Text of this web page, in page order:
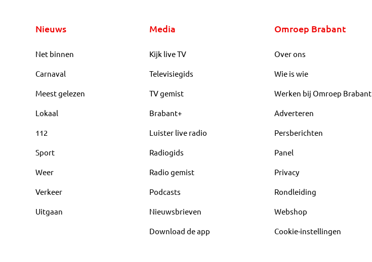
Nieuws
Net binnen
Carnaval
Meest gelezen
Lokaal
112
Sport
Weer
Verkeer
Uitgaan
Media
Kijk live TV
Televisiegids
TV gemist
Brabant+
Luister live radio
Radiogids
Radio gemist
Podcasts
Nieuwsbrieven
Download de app
Omroep Brabant
Over ons
Wie is wie
Werken bij Omroep Brabant
Adverteren
Persberichten
Panel
Privacy
Rondleiding
Webshop
Cookie-instellingen